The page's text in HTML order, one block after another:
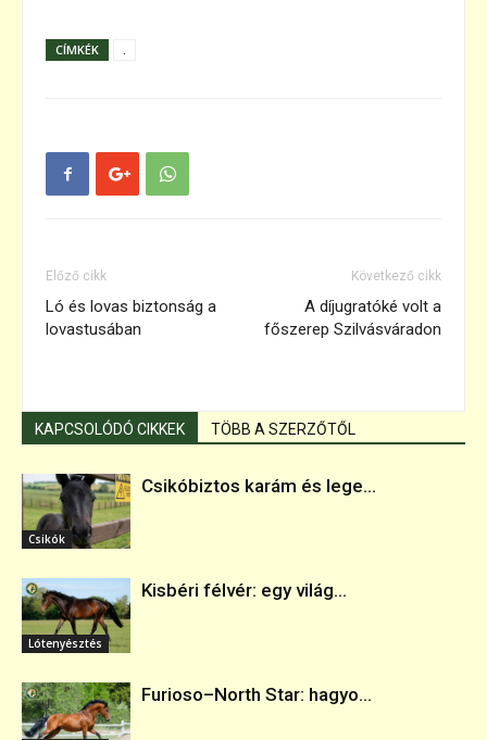
CÍMKÉK .
Előző cikk
Ló és lovas biztonság a
lovastusában
Következő cikk
A díjugratóké volt a
főszerep Szilvásváradon
KAPCSOLÓDÓ CIKKEK TÖBB A SZERZŐTŐL
Csikók
Csikóbiztos karám és lege...
Lótenyésztés
Kisbéri félvér: egy világ...
Furioso–North Star: hagyo...